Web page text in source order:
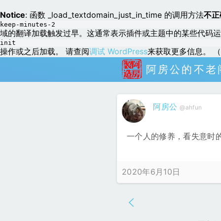
Notice: 函数 _load_textdomain_just_in_time 的调用方法不
keep-minutes-2
域的翻译加载触发过早。这通常表示插件或主题中的某些代码
init
操作或之后加载。 请查阅调试 WordPress来获取更多信息。
阿房公的不老
阿房公 @ahfun
一个人的修养，看失意时
2020年6月10日